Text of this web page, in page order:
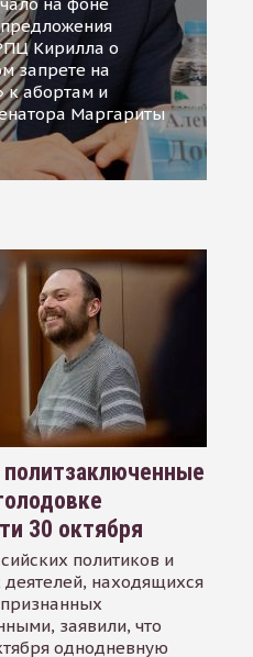
Кирилла о
запрете на
к абортам и
Маргариты
30 октября
политиков и
находящихся
заявили, что
однодневную